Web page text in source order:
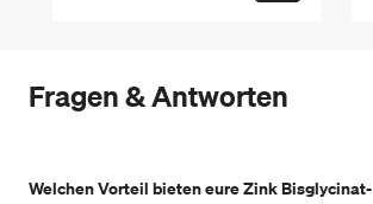
Fragen & Antworten
Welchen Vorteil bieten eure Zink Bisglycinat-